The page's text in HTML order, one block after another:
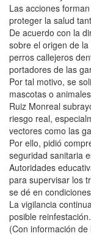
Las acciones
proteger la salud
De acuerdo con la
sobre el origen de
perros callejeros
portadores de las
Por tal motivo, se
mascotas o
Ruiz Monreal
riesgo real,
vectores como las
Por ello, pidió
seguridad sanitaria
Autoridades
para supervisar los
se dé en
La vigilancia
posible reinfestación.
(Con información de